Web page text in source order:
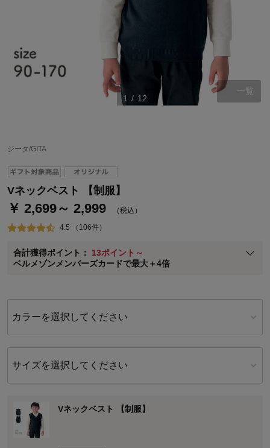
1 / 12
一覧
ジータ/GITA
Vネックベスト 【制服】
￥ 2,699～ 2,999 （税込）
4.5 （106件）
合計獲得ポイント： 13ポイント～
ベルメゾンメンバーズカードで最大＋4倍
ベルメゾン・ポイントについて
通常商品送料無料 返品引取無料（JCBのみ）
即時入会なら更に500円OFFクーポンプレゼント
※メンバーズカードの加算ポイントはステージ倍率適用前の基本ポイント
に対して適用されます。
カラーを選択してください
サイズを選択してください
Vネックベスト 【制服】